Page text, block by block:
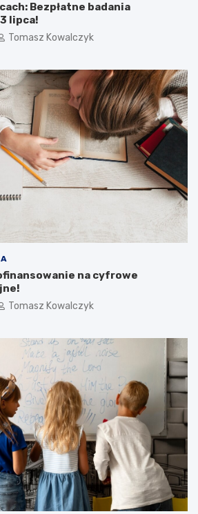
Bezpłatne badania
lipca!
Tomasz Kowalczyk
na cyfrowe
Tomasz Kowalczyk